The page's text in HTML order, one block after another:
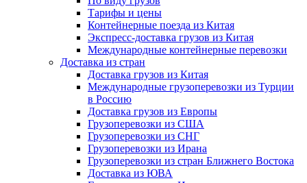
Тарифы и цены
Контейнерные поезда из Китая
Экспресс-доставка грузов из Китая
Международные контейнерные перевозки
Доставка из стран
Доставка грузов из Китая
Международные грузоперевозки из Турции
в Россию
Доставка грузов из Европы
Грузоперевозки из США
Грузоперевозки из СНГ
Грузоперевозки из Ирана
Грузоперевозки из стран Ближнего Востока
Доставка из ЮВА